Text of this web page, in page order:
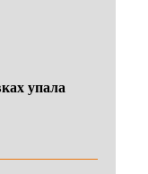
упала